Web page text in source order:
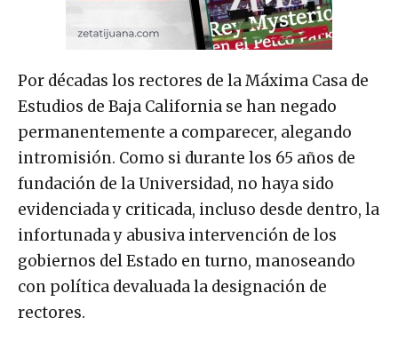
Por décadas los rectores de la Máxima Casa de
Estudios de Baja California se han negado
permanentemente a comparecer, alegando
intromisión. Como si durante los 65 años de
fundación de la Universidad, no haya sido
evidenciada y criticada, incluso desde dentro, la
infortunada y abusiva intervención de los
gobiernos del Estado en turno, manoseando
con política devaluada la designación de
rectores.